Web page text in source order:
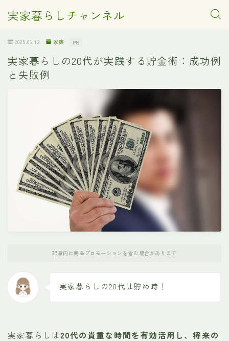
実家暮らしチャンネル
2025.06.13 家族 PR
実家暮らしの20代が実践する貯金術：成功例
と失敗例
記事内に商品プロモーションを含む場合があります
実家暮らしの20代は貯め時！
実家暮らしは20代の貴重な時間を有効活用し、将来の